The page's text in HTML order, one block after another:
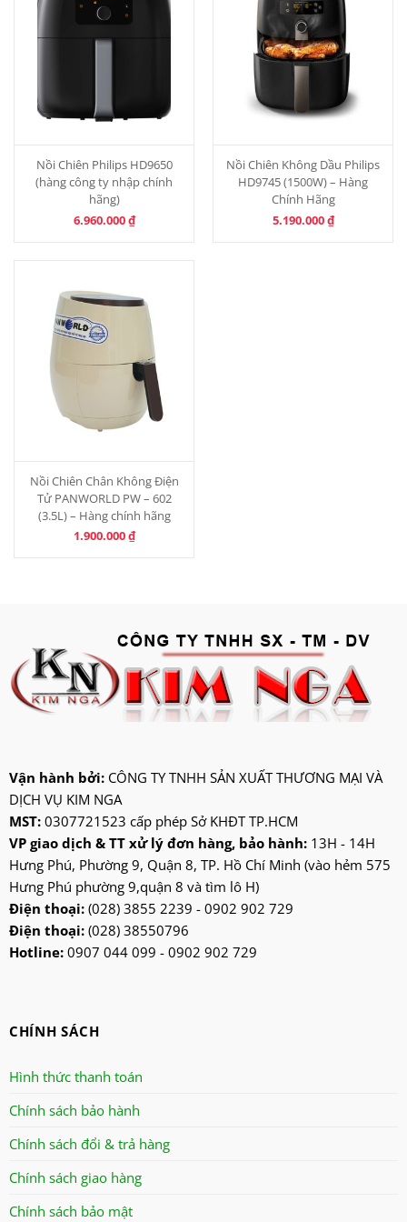
Nồi Chiên Philips HD9650
(hàng công ty nhập chính
hãng)
6.960.000₫
Nồi Chiên Không Dầu Philips
HD9745 (1500W) – Hàng
Chính Hãng
5.190.000₫
Nồi Chiên Chân Không Điện
Tử PANWORLD PW – 602
(3.5L) – Hàng chính hãng
1.900.000₫
Vận hành bởi: CÔNG TY TNHH SẢN XUẤT THƯƠNG MẠI VÀ
DỊCH VỤ KIM NGA
MST: 0307721523 cấp phép Sở KHĐT TP.HCM
VP giao dịch & TT xử lý đơn hàng, bảo hành:13H - 14H
Hưng Phú, Phường 9, Quận 8, TP. Hồ Chí Minh (vào hẻm 575
Hưng Phú phường 9,quận 8 và tìm lô H)
Điện thoại: (028) 3855 2239 - 0902 902 729
Điện thoại: (028) 38550796
Hotline:0907 044 099 - 0902 902 729
CHÍNH SÁCH
Hình thức thanh toán
Chính sách bảo hành
Chính sách đổi & trả hàng
Chính sách giao hàng
Chính sách bảo mật